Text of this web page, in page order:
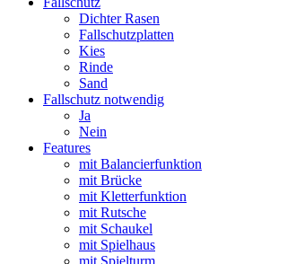
Dichter Rasen
Fallschutzplatten
Kies
Rinde
Sand
Fallschutz notwendig
Ja
Nein
Features
mit Balancierfunktion
mit Brücke
mit Kletterfunktion
mit Rutsche
mit Schaukel
mit Spielhaus